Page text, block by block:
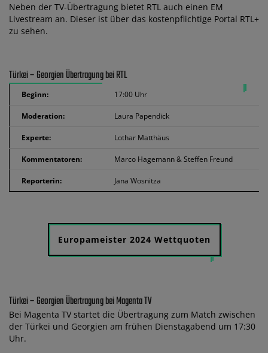
Neben der TV-Übertragung bietet RTL auch einen EM
Livestream an. Dieser ist über das kostenpflichtige Portal RTL+
zu sehen.
Türkei – Georgien Übertragung bei RTL
Beginn: 17:00 Uhr
Moderation: Laura Papendick
Experte: Lothar Matthäus
Kommentatoren: Marco Hagemann & Steffen Freund
Reporterin: Jana Wosnitza
Europameister 2024 Wettquoten
Türkei – Georgien Übertragung bei Magenta TV
Bei Magenta TV startet die Übertragung zum Match zwischen
der Türkei und Georgien am frühen Dienstagabend um 17:30
Uhr.